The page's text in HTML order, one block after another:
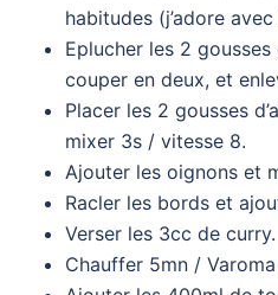
habitudes (j’adore
Eplucher les 2
couper en deux, et
Placer les 2 gousses
mixer 3s / vitesse 8.
Ajouter les oignons et
Racler les bords et
Verser les 3cc de curry.
Chauffer 5mn /